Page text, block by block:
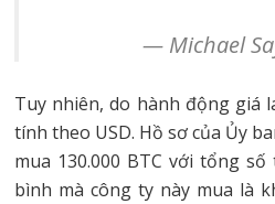
— Michael
Tuy nhiên, do hành động giá
tính theo USD. Hồ sơ của Ủy
mua 130.000 BTC với tổng
bình mà công ty này mua là